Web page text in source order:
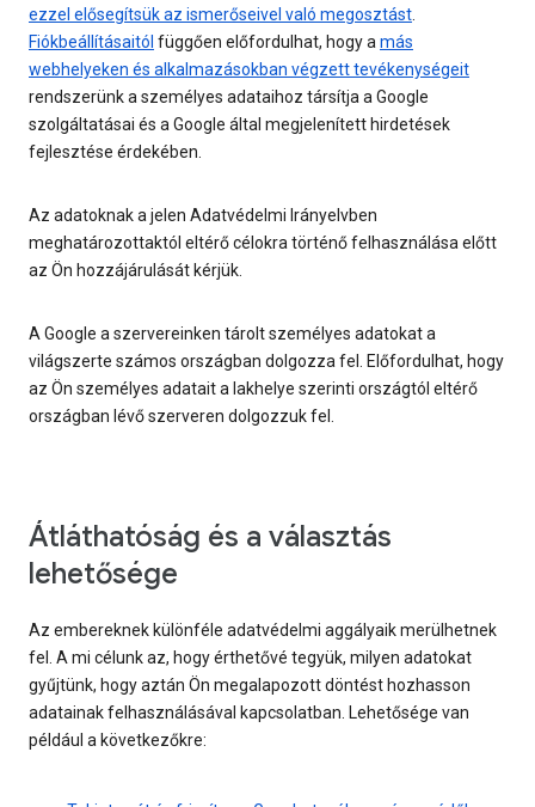
ezzel elősegítsük az ismerőseivel való megosztást.
Fiókbeállításaitól függően előfordulhat, hogy amás
webhelyeken és alkalmazásokban végzett tevékenységeit
rendszerünk a személyes adataihoz társítja a Google
szolgáltatásai és a Google által megjelenített hirdetések
fejlesztése érdekében.
Az adatoknak a jelen Adatvédelmi Irányelvben
meghatározottaktól eltérő célokra történő felhasználása előtt
az Ön hozzájárulását kérjük.
A Google a szervereinken tárolt személyes adatokat a
világszerte számos országban dolgozza fel. Előfordulhat, hogy
az Ön személyes adatait a lakhelye szerinti országtól eltérő
országban lévő szerveren dolgozzuk fel.
Átláthatóság és a választás
lehetősége
Az embereknek különféle adatvédelmi aggályaik merülhetnek
fel. A mi célunk az, hogy érthetővé tegyük, milyen adatokat
gyűjtünk, hogy aztán Ön megalapozott döntést hozhasson
adatainak felhasználásával kapcsolatban. Lehetősége van
például a következőkre: